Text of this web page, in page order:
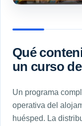
Qué
un curso
Un programa
operativa del
huésped. La